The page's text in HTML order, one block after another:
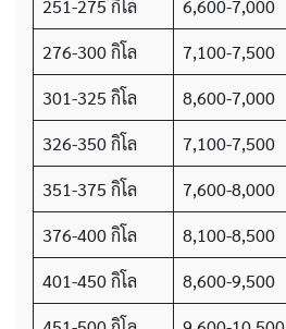
251-275 กิโล
6,600-7,000
276-300 กิโล
7,100-7,500
301-325 กิโล
8,600-7,000
326-350 กิโล
7,100-7,500
351-375 กิโล
7,600-8,000
376-400 กิโล
8,100-8,500
401-450 กิโล
8,600-9,500